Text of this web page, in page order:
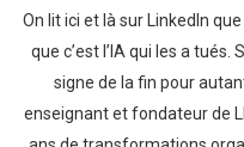
On lit ici et là sur LinkedIn
que c’est l’IA qui les a tués.
signe de la fin pour
enseignant et fondateur de